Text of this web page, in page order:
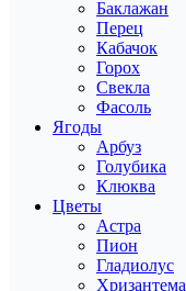
Баклажан
Перец
Кабачок
Горох
Свекла
Фасоль
Ягоды
Арбуз
Голубика
Клюква
Цветы
Астра
Пион
Гладиолус
Хризантема